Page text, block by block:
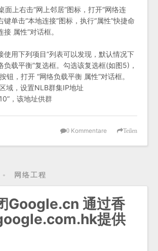
上右击“网上邻居”图标，打开“网络连
键单击“本地连接”图标，执行“属性”快捷命
属性”对话框。
用下列项目”列表可以发现，默认情况下
负载平衡”复选框。勾选该复选框(如图5)，
钮，打开 “网络负载平衡 属性”对话框。
域，设置NLB群集IP地址
，该地址供群
Teilen
0 Kommentare
网络工程
Google.cn 通过香
提供